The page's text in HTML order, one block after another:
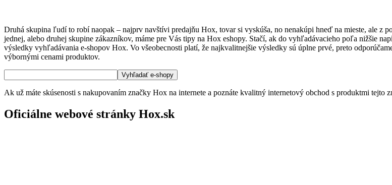
Druhá skupina ľudí to robí naopak – najprv navštívi predajňu Hox, tovar si vyskúša, no nenakúpi hneď na mieste, ale z
jednej, alebo druhej skupine zákazníkov, máme pre Vás tipy na Hox eshopy. Stačí, ak do vyhľadávacieho poľa nižšie
výsledky vyhľadávania e-shopov Hox. Vo všeobecnosti platí, že najkvalitnejšie výsledky sú úplne prvé, preto
výbornými cenami produktov.
Ak už máte skúsenosti s nakupovaním značky Hox na internete a poznáte kvalitný internetový obchod s produktmi tejto
Oficiálne webové stránky Hox.sk